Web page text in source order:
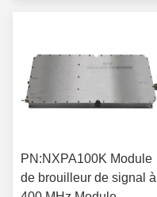
PN:NXPA100K Module
de brouilleur de signal à